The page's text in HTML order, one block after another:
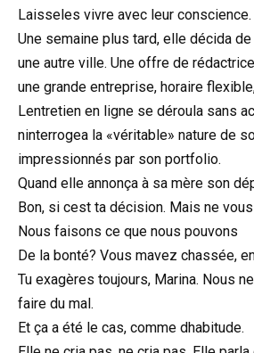
Laisseles vivre avec leur conscience.
Une semaine plus tard, elle décida
une autre ville. Une offre de
une grande entreprise, horaire
Lentretien en ligne se déroula sans
ninterrogea la «véritable» nature de
impressionnés par son portfolio.
Quand elle annonça à sa mère son
Bon, si cest ta décision. Mais ne
Nous faisons ce que nous pouvons
De la bonté? Vous mavez chassée,
Tu exagères toujours, Marina. Nous
faire du mal.
Et ça a été le cas, comme dhabitude.